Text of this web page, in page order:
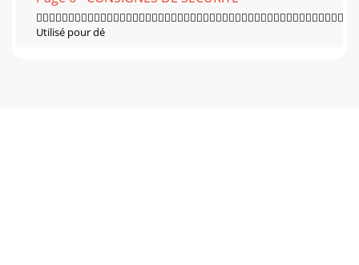
Utilisé pour dé